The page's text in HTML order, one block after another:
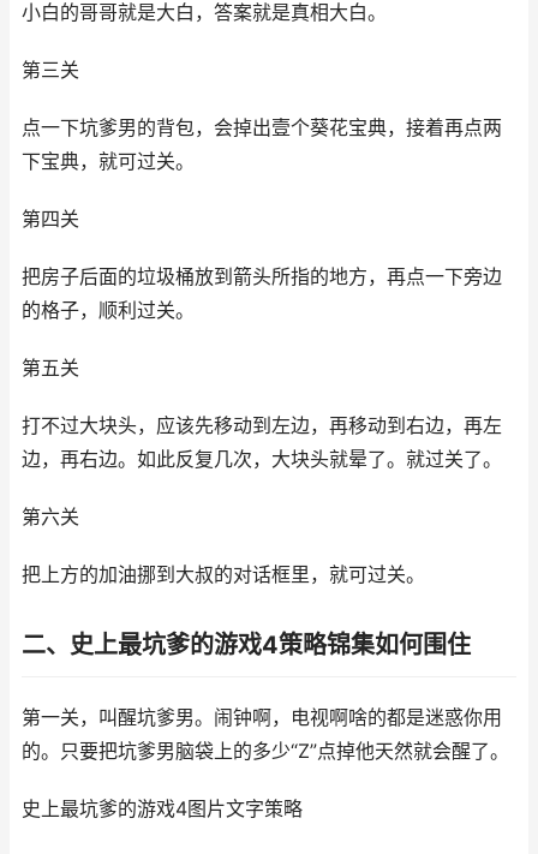
小白的哥哥就是大白，答案就是真相大白。
第三关
点一下坑爹男的背包，会掉出壹个葵花宝典，接着再点两
下宝典，就可过关。
第四关
把房子后面的垃圾桶放到箭头所指的地方，再点一下旁边
的格子，顺利过关。
第五关
打不过大块头，应该先移动到左边，再移动到右边，再左
边，再右边。如此反复几次，大块头就晕了。就过关了。
第六关
把上方的加油挪到大叔的对话框里，就可过关。
二、史上最坑爹的游戏4策略锦集如何围住
第一关，叫醒坑爹男。闹钟啊，电视啊啥的都是迷惑你用
的。只要把坑爹男脑袋上的多少“Z”点掉他天然就会醒了。
史上最坑爹的游戏4图片文字策略